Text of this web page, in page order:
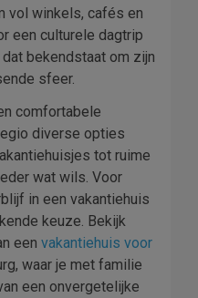
vol winkels, cafés en
een culturele dagtrip
dat bekendstaat om zijn
sfeer.
comfortabele
diverse opties
tot ruime
wat wils. Voor
in een vakantiehuis
keuze. Bekijk
een vakantiehuis voor
waar je met familie
een onvergetelijke